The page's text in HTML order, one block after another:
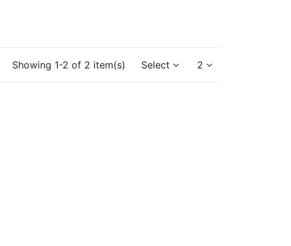
Showing 1-2 of 2 item(s) Select 2